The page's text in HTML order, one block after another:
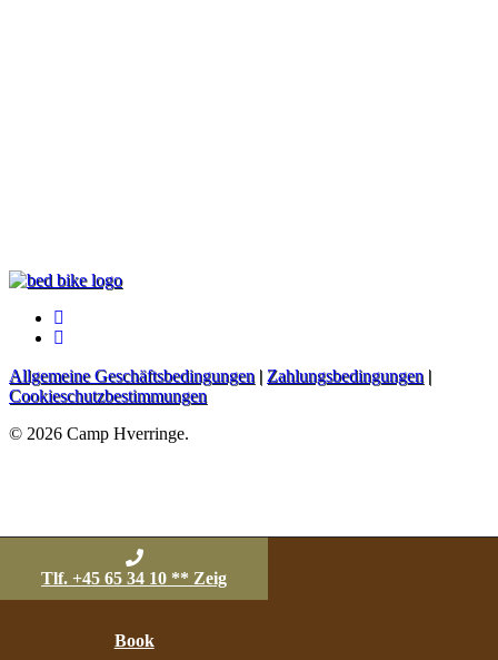
Tlf. +45 65 34 10 ** Zeig
Book
facebook
instagram
Allgemeine Geschäftsbedingungen | Zahlungsbedingungen |
Cookieschutzbestimmungen
© 2026 Camp Hverringe.